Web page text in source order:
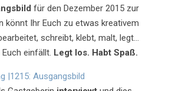
für den Dezember 2015 zur
könnt Ihr Euch zu etwas kreativem
schreibt, klebt, malt, legt…
einfällt. Legt los. Habt Spaß.